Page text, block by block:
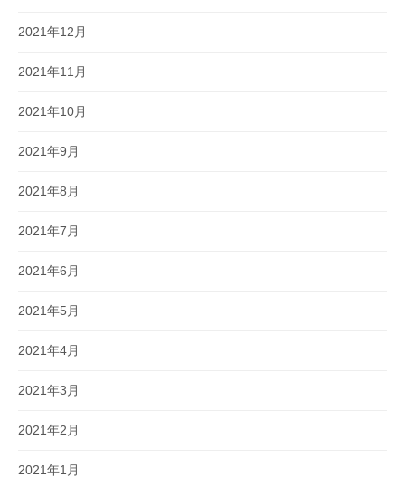
2021年12月
2021年11月
2021年10月
2021年9月
2021年8月
2021年7月
2021年6月
2021年5月
2021年4月
2021年3月
2021年2月
2021年1月